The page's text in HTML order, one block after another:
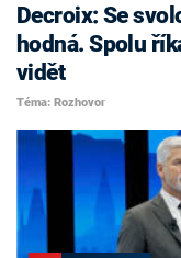
Decroix: Se
hodná. Spolu
vidět
Téma: Rozhovor